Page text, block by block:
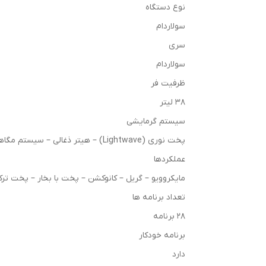
نوع دستگاه
سولاردام
سری
سولاردام
ظرفیت فر
38 لیتر
سیستم گرمایشی
پخت نوری (Lightwave) – هیتر ذغالی – سیستم مگاهیتینگ (گریل از بالا و پایین)
عملکردها
مایکروویو – گریل – کانوکشن – پخت با بخار – پخت
تعداد برنامه ها
28 برنامه
برنامه خودکار
دارد